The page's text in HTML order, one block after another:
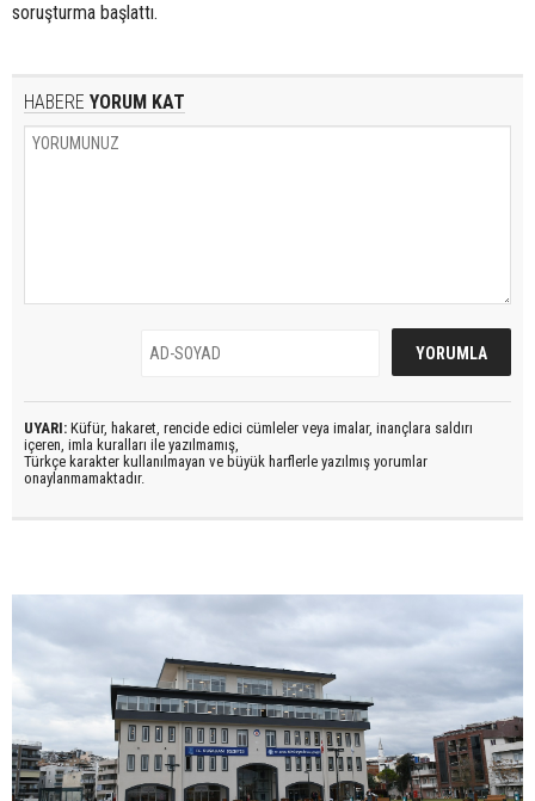
soruşturma başlattı.
HABERE YORUM KAT
UYARI: Küfür, hakaret, rencide edici cümleler veya imalar, inançlara saldırı
içeren, imla kuralları ile yazılmamış,
Türkçe karakter kullanılmayan ve büyük harflerle yazılmış yorumlar
onaylanmamaktadır.